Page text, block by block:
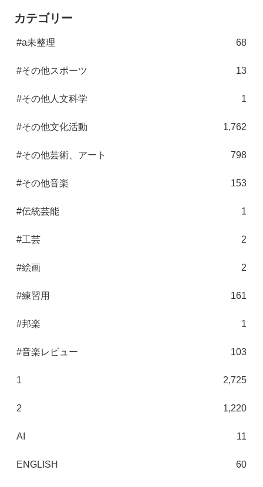
カテゴリー
#a未整理 68
#その他スポーツ 13
#その他人文科学 1
#その他文化活動 1,762
#その他芸術、アート 798
#その他音楽 153
#伝統芸能 1
#工芸 2
#絵画 2
#練習用 161
#邦楽 1
#音楽レビュー 103
1 2,725
2 1,220
AI 11
ENGLISH 60